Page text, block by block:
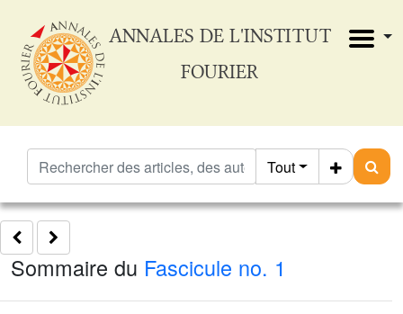
ANNALES DE L'INSTITUT
FOURIER
Tout
Sommaire du Fascicule no. 1